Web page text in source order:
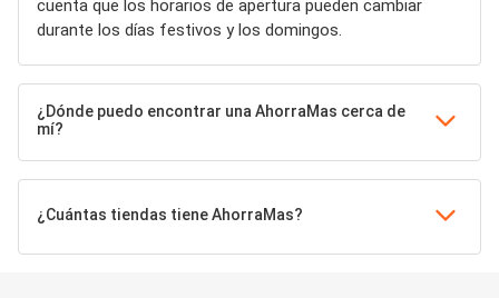
cuenta que los horarios de apertura pueden cambiar
durante los días festivos y los domingos.
¿Dónde puedo encontrar una AhorraMas cerca de
mí?
¿Cuántas tiendas tiene AhorraMas?